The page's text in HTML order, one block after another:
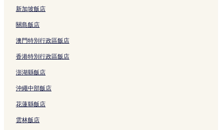
新加坡飯店
關島飯店
澳門特別行政區飯店
香港特別行政區飯店
澎湖縣飯店
沖繩中部飯店
花蓮縣飯店
雲林飯店